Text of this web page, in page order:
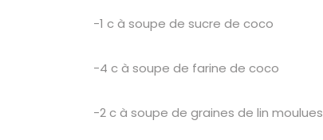
-1 c à soupe de sucre de coco
-4 c à soupe de farine de coco
-2 c à soupe de graines de lin moulues